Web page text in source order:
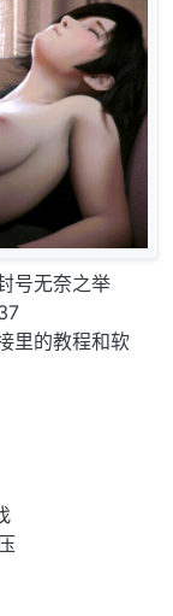
号无奈之举
里的教程和软